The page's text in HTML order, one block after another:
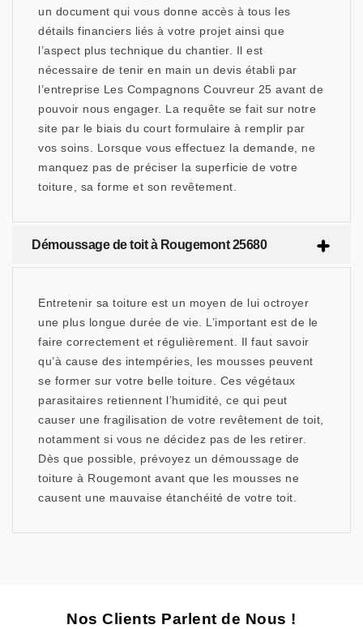
un document qui vous donne accès à tous les
détails financiers liés à votre projet ainsi que
l’aspect plus technique du chantier. Il est
nécessaire de tenir en main un devis établi par
l’entreprise Les Compagnons Couvreur 25 avant de
pouvoir nous engager. La requête se fait sur notre
site par le biais du court formulaire à remplir par
vos soins. Lorsque vous effectuez la demande, ne
manquez pas de préciser la superficie de votre
toiture, sa forme et son revêtement.
Démoussage de toit à Rougemont 25680
Entretenir sa toiture est un moyen de lui octroyer
une plus longue durée de vie. L’important est de le
faire correctement et régulièrement. Il faut savoir
qu’à cause des intempéries, les mousses peuvent
se former sur votre belle toiture. Ces végétaux
parasitaires retiennent l’humidité, ce qui peut
causer une fragilisation de votre revêtement de toit,
notamment si vous ne décidez pas de les retirer.
Dès que possible, prévoyez un démoussage de
toiture à Rougemont avant que les mousses ne
causent une mauvaise étanchéité de votre toit.
Nos Clients Parlent de Nous !